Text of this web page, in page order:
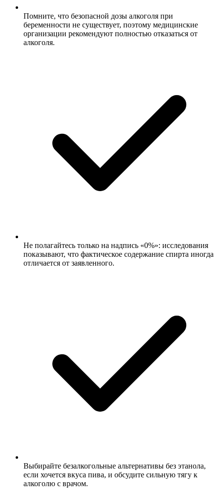
Помните, что безопасной дозы алкоголя при
беременности не существует, поэтому медицинские
организации рекомендуют полностью отказаться от
алкоголя.
Не полагайтесь только на надпись «0%»: исследования
показывают, что фактическое содержание спирта иногда
отличается от заявленного.
Выбирайте безалкогольные альтернативы без этанола,
если хочется вкуса пива, и обсудите сильную тягу к
алкоголю с врачом.